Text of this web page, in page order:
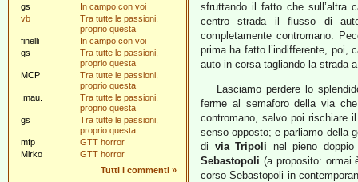
gs
In campo con voi
vb
Tra tutte le passioni,
proprio questa
finelli
In campo con voi
gs
Tra tutte le passioni,
proprio questa
MCP
Tra tutte le passioni,
proprio questa
.mau.
Tra tutte le passioni,
proprio questa
gs
Tra tutte le passioni,
proprio questa
mfp
GTT horror
Mirko
GTT horror
Tutti i commenti »
sfruttando il fatto che sull’altra
centro strada il flusso di
completamente contromano.
prima ha fatto l’indifferente, poi,
auto in corsa tagliando la strada
Lasciamo perdere lo
ferme al semaforo della via
contromano, salvo poi rischiare
senso opposto; e parliamo della
di via Tripoli nel pieno
Sebastopoli (a proposito: ormai
corso Sebastopoli in